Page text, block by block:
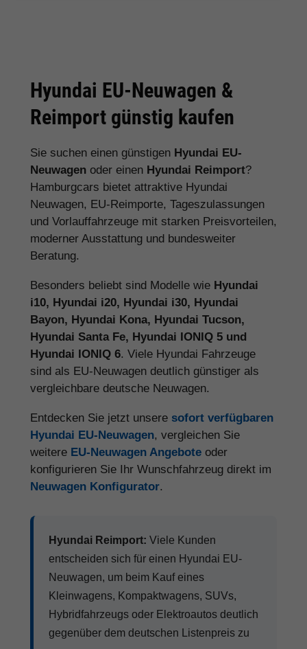
Hyundai EU-Neuwagen &
Reimport günstig kaufen
Sie suchen einen günstigen Hyundai EU-
Neuwagen oder einen Hyundai Reimport?
Hamburgcars bietet attraktive Hyundai
Neuwagen, EU-Reimporte, Tageszulassungen
und Vorlauffahrzeuge mit starken Preisvorteilen,
moderner Ausstattung und bundesweiter
Beratung.
Besonders beliebt sind Modelle wie Hyundai
i10, Hyundai i20, Hyundai i30, Hyundai
Bayon, Hyundai Kona, Hyundai Tucson,
Hyundai Santa Fe, Hyundai IONIQ 5 und
Hyundai IONIQ 6. Viele Hyundai Fahrzeuge
sind als EU-Neuwagen deutlich günstiger als
vergleichbare deutsche Neuwagen.
Entdecken Sie jetzt unsere sofort verfügbaren
Hyundai EU-Neuwagen, vergleichen Sie
weitere EU-Neuwagen Angebote oder
konfigurieren Sie Ihr Wunschfahrzeug direkt im
Neuwagen Konfigurator.
Hyundai Reimport: Viele Kunden
entscheiden sich für einen Hyundai EU-
Neuwagen, um beim Kauf eines
Kleinwagens, Kompaktwagens, SUVs,
Hybridfahrzeugs oder Elektroautos deutlich
gegenüber dem deutschen Listenpreis zu